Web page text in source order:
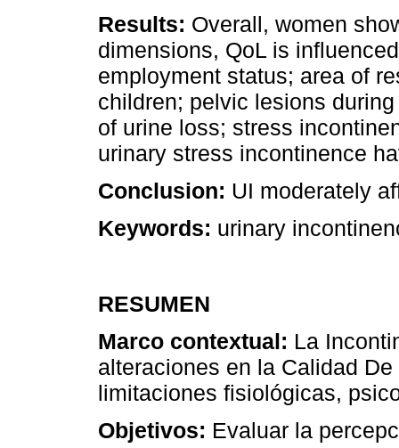
Results: Overall, women
dimensions, QoL is
employment status; area of
children; pelvic lesions
of urine loss; stress
urinary stress incontinence
Conclusion: UI moderately
Keywords: urinary
RESUMEN
Marco contextual: La
alteraciones en la Calidad
limitaciones fisiológicas,
Objetivos: Evaluar la